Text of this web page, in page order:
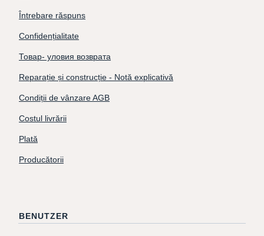
Întrebare răspuns
Confidențialitate
Товар- уловия возврата
Reparație și construcție - Notă explicativă
Condiții de vânzare AGB
Costul livrării
Plată
Producătorii
BENUTZER